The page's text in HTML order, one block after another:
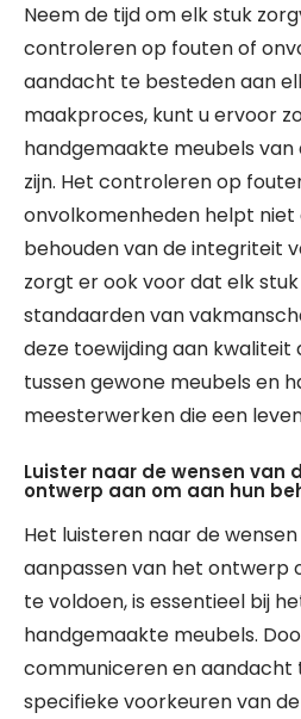
Neem de tijd om elk stuk
controleren op fouten of
aandacht te besteden aan
maakproces, kunt u ervoor
handgemaakte meubels
zijn. Het controleren op
onvolkomenheden helpt niet
behouden van de integriteit
zorgt er ook voor dat elk
standaarden van
deze toewijding aan
tussen gewone meubels en
meesterwerken die een
Luister naar de wensen van
ontwerp aan om aan hun
Het luisteren naar de
aanpassen van het ontwerp
te voldoen, is essentieel bij
handgemaakte meubels.
communiceren en aandacht
specifieke voorkeuren van